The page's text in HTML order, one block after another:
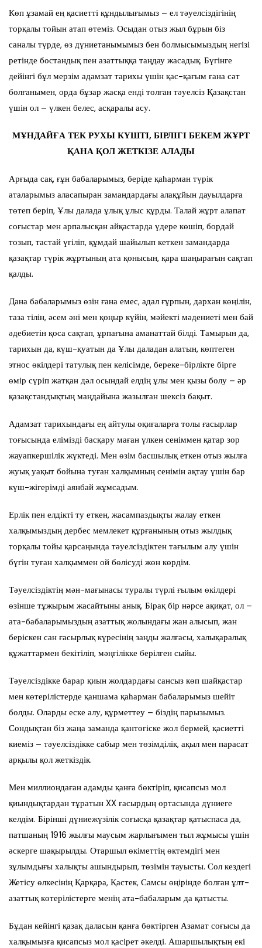
Көп ұзамай ең қасиетті құндылығымыз – ел тәуелсіздігінің
торқалы тойын атап өтеміз. Осыдан отыз жыл бұрын біз
саналы түрде, өз дүниетанымымыз бен болмысымыздың негізі
ретінде бостандық пен азаттыққа таңдау жасадық. Бүгінге
дейінгі бұл мерзім адамзат тарихы үшін қас-қағым ғана сәт
болғанымен, орда бұзар жасқа енді толған тәуелсіз Қазақстан
үшін ол – үлкен белес, асқаралы асу.
МҰНДАЙҒА ТЕК РУХЫ КҮШТІ, БІРЛІГІ БЕКЕМ ЖҰРТ
ҚАНА ҚОЛ ЖЕТКІЗЕ АЛАДЫ
Арғыда сақ, ғұн бабаларымыз, беріде қаһарман түрік
аталарымыз аласапыран замандардағы алақұйын дауылдарға
төтеп беріп, Ұлы далада ұлық ұлыс құрды. Талай жұрт алапат
соғыстар мен арпалысқан айқастарда үдере көшіп, бордай
тозып, тастай үгіліп, құмдай шайылып кеткен замандарда
қазақтар түрік жұртының ата қонысын, қара шаңырағын сақтап
қалды.
Дана бабаларымыз өзін ғана емес, адал ғұрпын, дархан көңілін,
таза тілін, әсем әні мен қоңыр күйін, мәйекті мәдениеті мен бай
әдебиетін қоса сақтап, ұрпағына аманаттай білді. Тамырын да,
тарихын да, күш-қуатын да Ұлы даладан алатын, көптеген
этнос өкілдері татулық пен келісімде, береке-бірлікте бірге
өмір сүріп жатқан дәл осындай елдің ұлы мен қызы болу – әр
қазақстандықтың маңдайына жазылған шексіз бақыт.
Адамзат тарихындағы ең айтулы оқиғаларға толы ғасырлар
тоғысында елімізді басқару маған үлкен сеніммен қатар зор
жауапкершілік жүктеді. Мен өзім басшылық еткен отыз жылға
жуық уақыт бойына туған халқымның сенімін ақтау үшін бар
күш-жігерімді аянбай жұмсадым.
Ерлік пен елдікті ту еткен, жасампаздықты жалау еткен
халқымыздың дербес мемлекет құрғанының отыз жылдық
торқалы тойы қарсаңында тәуелсіздіктен тағылым алу үшін
бүгін туған халқыммен ой бөлісуді жөн көрдім.
Тәуелсіздіктің мән-мағынасы туралы түрлі ғылым өкілдері
өзінше тұжырым жасайтыны анық. Бірақ бір нәрсе ақиқат, ол –
ата-бабаларымыздың азаттық жолындағы жан алысып, жан
беріскен сан ғасырлық күресінің заңды жалғасы, халықаралық
құжаттармен бекітіліп, мәңгілікке берілген сыйы.
Тәуелсіздікке барар қиын жолдардағы сансыз көп шайқастар
мен көтерілістерде қаншама қаһарман бабаларымыз шейіт
болды. Оларды еске алу, құрметтеу – біздің парызымыз.
Сондықтан біз жаңа заманда қантөгіске жол бермей, қасиетті
киеміз – тәуелсіздікке сабыр мен төзімділік, ақыл мен парасат
арқылы қол жеткіздік.
Мен миллиондаған адамды қанға бөктіріп, қисапсыз мол
қиындықтардан тұратын XX ғасырдың ортасында дүниеге
келдім. Бірінші дүниежүзілік соғысқа қазақтар қатыспаса да,
патшаның 1916 жылғы маусым жарлығымен тыл жұмысы үшін
әскерге шақырылды. Отаршыл өкіметтің өктемдігі мен
зұлымдығы халықты ашындырып, төзімін тауысты. Сол кездегі
Жетісу өлкесінің Қарқара, Қастек, Самсы өңірінде болған ұлт-
азаттық көтерілістерге менің ата-бабаларым да қатысты.
Бұдан кейінгі қазақ даласын қанға бөктірген Азамат соғысы да
халқымызға қисапсыз мол қасірет әкелді. Ашаршылықтың екі